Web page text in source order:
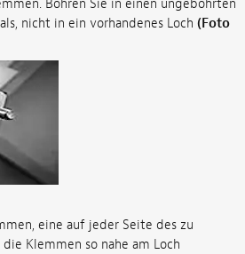
Bohren Sie in einen ungebohrten
nicht in ein vorhandenes Loch (Foto
eine auf jeder Seite des zu
Klemmen so nahe am Loch